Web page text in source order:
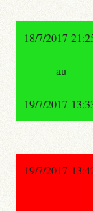
18/7/2017
au
19/7/2017
19/7/2017